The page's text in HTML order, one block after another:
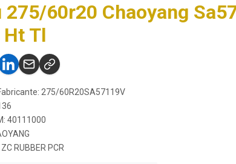
275/60r20 Chaoyang
Ht Tl
275/60R20SA57119V
40111000
ZC RUBBER PCR